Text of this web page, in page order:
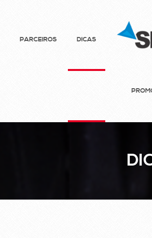
PARCEIROS DICAS